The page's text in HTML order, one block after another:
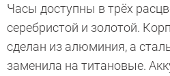
Часы доступны в трёх
серебристой и золотой.
сделан из алюминия, а
заменила на титановые.